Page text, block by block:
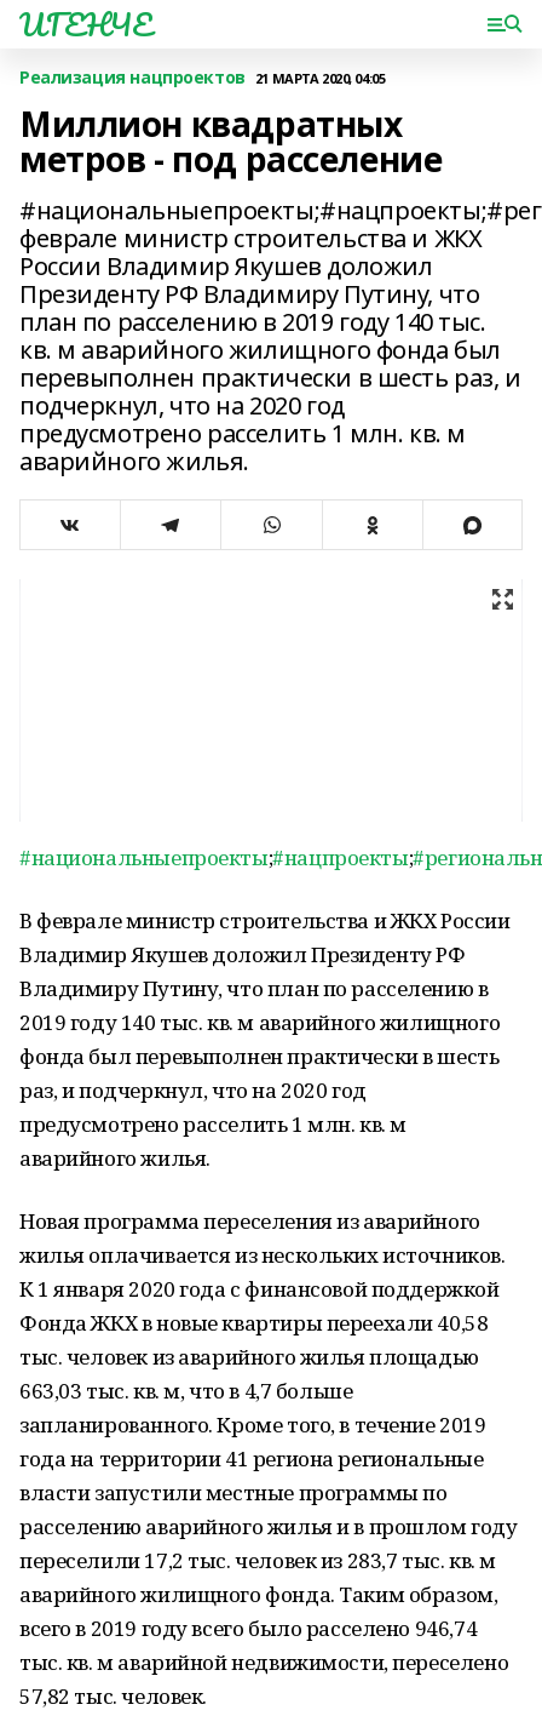
ИГЕНЧЕ
Реализация нацпроектов 21 МАРТА 2020, 04:05
Миллион квадратных
метров - под расселение
феврале министр строительства и ЖКХ
России Владимир Якушев доложил
Президенту РФ Владимиру Путину, что
план по расселению в 2019 году 140 тыс.
кв. м аварийного жилищного фонда был
перевыполнен практически в шесть раз, и
подчеркнул, что на 2020 год
предусмотрено расселить 1 млн. кв. м
аварийного жилья.
#национальныепроекты;#нацпроекты;
В феврале министр строительства и ЖКХ России
Владимир Якушев доложил Президенту РФ
Владимиру Путину, что план по расселению в
2019 году 140 тыс. кв. м аварийного жилищного
фонда был перевыполнен практически в шесть
раз, и подчеркнул, что на 2020 год
предусмотрено расселить 1 млн. кв. м
аварийного жилья.
Новая программа переселения из аварийного
жилья оплачивается из нескольких источников.
К 1 января 2020 года с финансовой поддержкой
Фонда ЖКХ в новые квартиры переехали 40,58
тыс. человек из аварийного жилья площадью
663,03 тыс. кв. м, что в 4,7 больше
запланированного. Кроме того, в течение 2019
года на территории 41 региона региональные
власти запустили местные программы по
расселению аварийного жилья и в прошлом году
переселили 17,2 тыс. человек из 283,7 тыс. кв. м
аварийного жилищного фонда. Таким образом,
всего в 2019 году всего было расселено 946,74
тыс. кв. м аварийной недвижимости, переселено
57,82 тыс. человек.